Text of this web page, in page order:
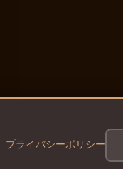
プライバシーポリシー